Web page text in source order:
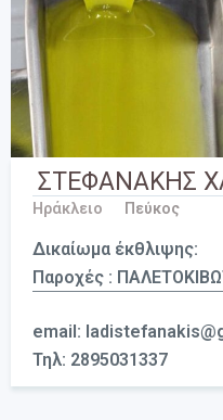
ΣΤΕΦΑΝΑΚΗΣ
Ηράκλειο Πεύκος
Δικαίωμα έκθλιψης:
Παροχές :
email:
Τηλ: 2895031337